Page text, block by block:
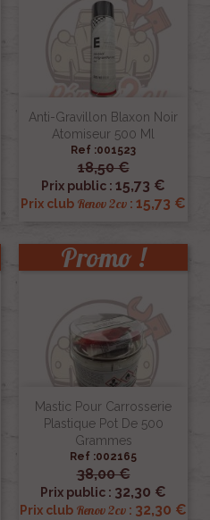
Anti-Gravillon Blaxon Noir
Atomiseur 500 Ml
Ref :001523
18,50 €
Prix public : 15,73 €
Prix club Renov 2cv : 15,73 €
Mastic Pour Carrosserie
Plastique Pot De 500
Grammes
Ref :002165
38,00 €
Prix public : 32,30 €
Prix club Renov 2cv : 32,30 €
Promo !